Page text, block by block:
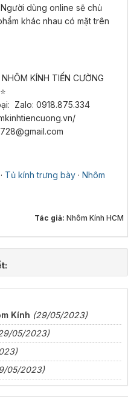
dùng online sẽ chủ
khác nhau có mặt trên
KÍNH TIẾN CƯỜNG
⭐​​​​​​​
Zalo: 0918.875.334
· Tủ kính trưng bày · Nhôm
Tác giả: Nhôm Kính HCM
Kính (29/05/2023)
05/2023)
05/2023)